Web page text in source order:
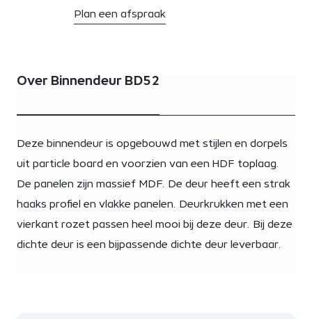
Plan een afspraak
Over Binnendeur BD52
Deze binnendeur is opgebouwd met stijlen en dorpels
uit particle board en voorzien van een HDF toplaag.
De panelen zijn massief MDF. De deur heeft een strak
haaks profiel en vlakke panelen. Deurkrukken met een
vierkant rozet passen heel mooi bij deze deur. Bij deze
dichte deur is een bijpassende dichte deur leverbaar.